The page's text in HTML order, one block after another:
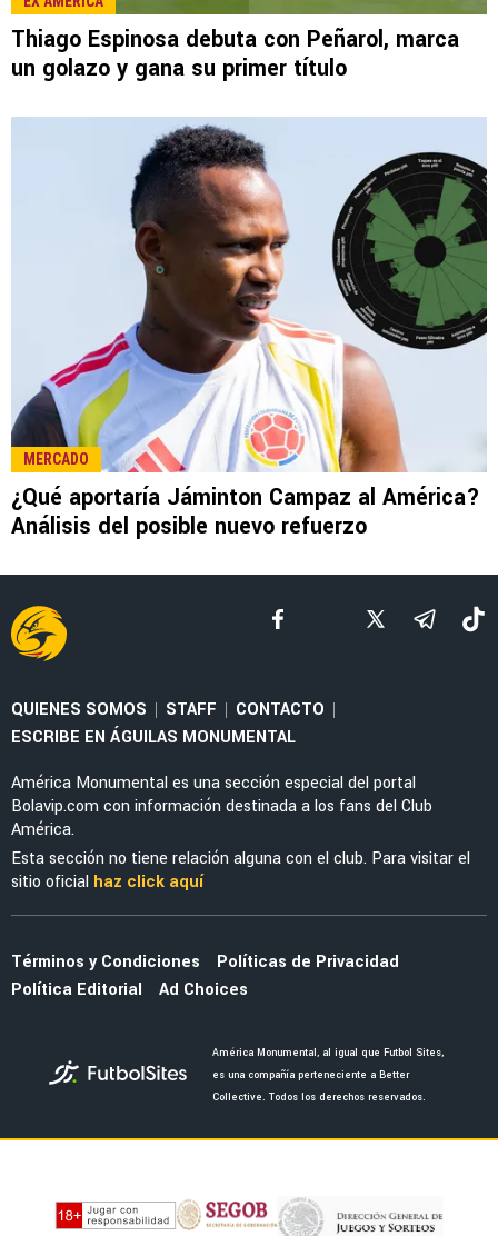
LEE TAMBIÉN
MERCADO
El enorme esfuerzo que está haciendo
Jáminton Campaz para llegar al América
FUERZAS BÁSICAS